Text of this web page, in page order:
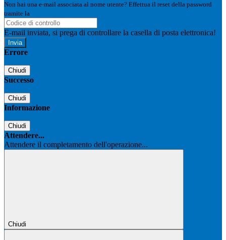
Non hai una e-mail associata al nome utente? Effettua il reset della password
tramite la
E-mail inviata, si prega di controllare la casella di posta elettronica!
Errore
Chiudi
Successo
Chiudi
Informazione
Chiudi
Attendere...
Attendere il completamento dell'operazione...
Chiudi